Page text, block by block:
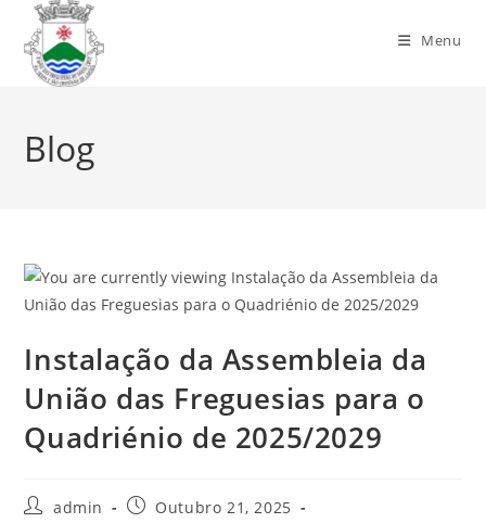
Menu
Blog
Instalação da Assembleia da
União das Freguesias para o
Quadriénio de 2025/2029
admin
Outubro 21, 2025